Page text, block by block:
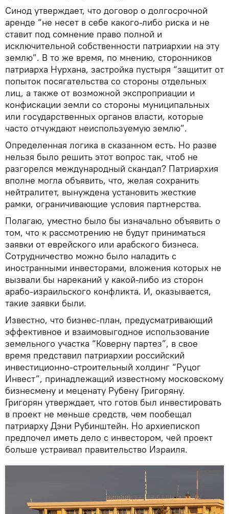
Синод утверждает, что договор о долгосрочной
аренде “не несет в себе какого-либо риска и не
ставит под сомнение право полной и
исключительной собственности патриархии на эту
землю”. В то же время, по мнению, сторонников
патриарха Нурхана, застройка пустыря “защитит от
попыток посягательства со стороны отдельных
лиц, а также от возможной экспроприации и
конфискации земли со стороны муниципальных
или государственных органов власти, которые
часто отчуждают неиспользуемую землю”.
Определенная логика в сказанном есть. Но разве
нельзя было решить этот вопрос так, чтоб не
разгорелся международный скандал? Патриархия
вполне могла объявить, что, желая сохранить
нейтралитет, вынуждена установить жесткие
рамки, ограничивающие условия партнерства.
Полагаю, уместно было бы изначально объявить о
том, что к рассмотрению не будут приниматься
заявки от еврейского или арабского бизнеса.
Сотрудничество можно было наладить с
иностранными инвесторами, вложения которых не
вызвали бы нареканий у какой-либо из сторон
арабо-израильского конфликта. И, оказывается,
такие заявки были.
Известно, что бизнес-план, предусматривающий
эффективное и взаимовыгодное использование
земельного участка “Коверну партез”, в свое
время представил патриархии российский
инвестиционно-строительный холдинг “Руцог
Инвест”, принадлежащий известному московскому
бизнесмену и меценату Рубену Григоряну.
Григорян утверждает, что готов был инвестировать
в проект не меньше средств, чем пообещал
патриарху Дэни Рубинштейн. Но архиепископ
предпочел иметь дело с инвестором, чей проект
больше устраивал правительство Израиля.